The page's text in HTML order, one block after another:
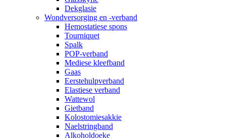
Dekglasie
Wondversorging en -verband
Hemostatiese spons
Tourniquet
Spalk
POP-verband
Mediese kleefband
Gaas
Eerstehulpverband
Elastiese verband
Wattewol
Gietband
Kolostomiesakkie
Naelstringband
Alkoholdoeke